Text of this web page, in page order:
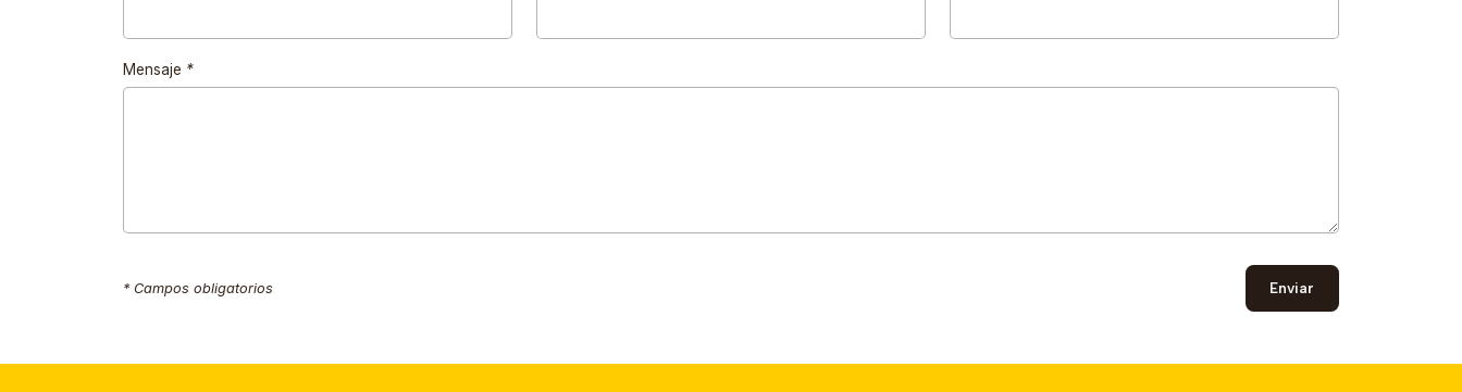
Mensaje *
* Campos obligatorios